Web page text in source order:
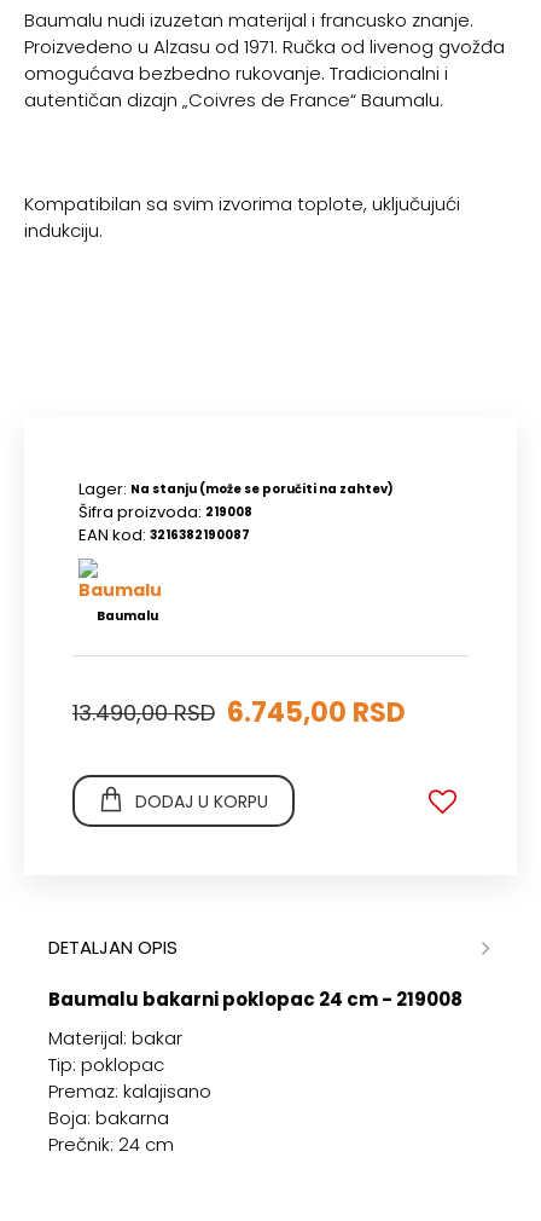
Baumalu nudi izuzetan materijal i francusko znanje.
Proizvedeno u Alzasu od 1971. Ručka od livenog gvožđa
omogućava bezbedno rukovanje. Tradicionalni i
autentičan dizajn „Coivres de France“ Baumalu.
Kompatibilan sa svim izvorima toplote, uključujući
indukciju.
Lager: Na stanju (može se poručiti na zahtev)
Šifra proizvoda: 219008
EAN kod: 3216382190087
Baumalu
6.745,00 RSD
13.490,00 RSD
DODAJ U KORPU
DETALJAN OPIS
Baumalu bakarni poklopac 24 cm - 219008
Materijal: bakar
Tip: poklopac
Premaz: kalajisano
Boja: bakarna
Prečnik: 24 cm